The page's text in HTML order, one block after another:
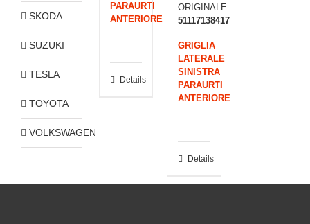
PARAURTI
ANTERIORE
Details
ORIGINALE –
51117138417
GRIGLIA
LATERALE
SINISTRA
PARAURTI
ANTERIORE
Details
SKODA
SUZUKI
TESLA
TOYOTA
VOLKSWAGEN